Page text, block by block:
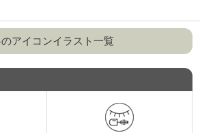
アイコンイラスト一覧